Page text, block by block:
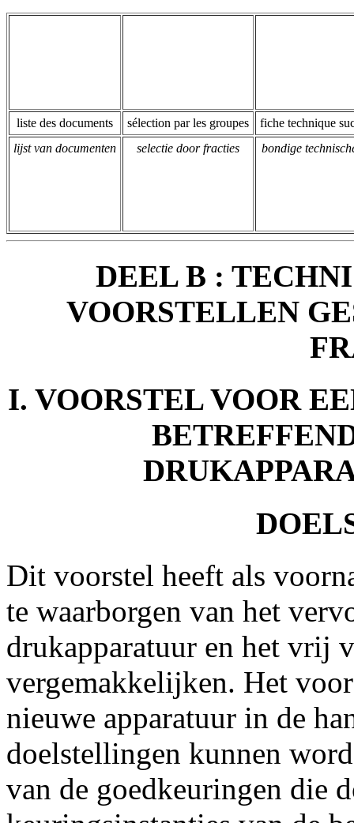
liste des documents sélection par les groupes
fiche technique
lijst van documenten
selectie door fracties bondige
DEEL B :
VOORSTELLEN
I. VOORSTEL VOOR
Dit voorstel heeft als
te waarborgen van het
drukapparatuur en het vrij
vergemakkelijken. Het
nieuwe apparatuur in de
doelstellingen kunnen
van de goedkeuringen die